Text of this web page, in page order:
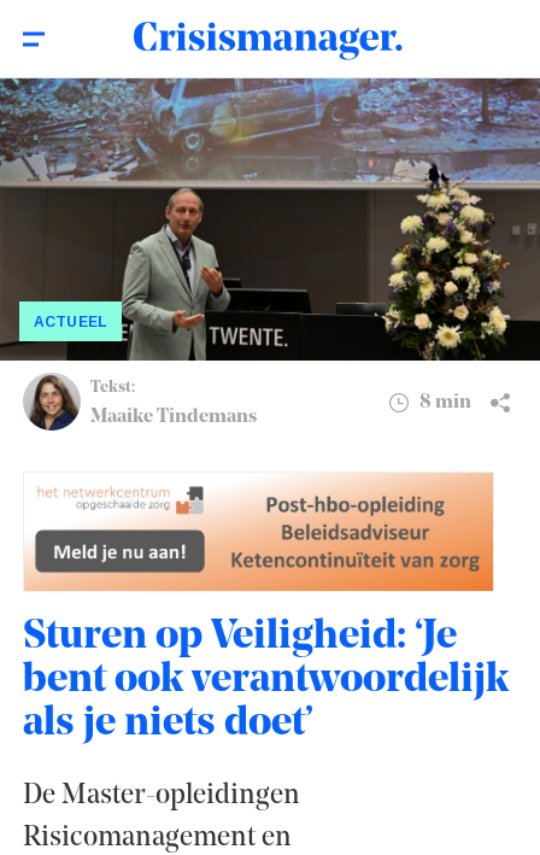
Sturen op Veiligheid: ‘Je bent ook
verantwoordelijk als je niets doet’
ACTUEEL
Tekst:
Maaike Tindemans
8 min
Sturen op Veiligheid: ‘Je
bent ook verantwoordelijk
als je niets doet’
De Master-opleidingen
Risicomanagementen